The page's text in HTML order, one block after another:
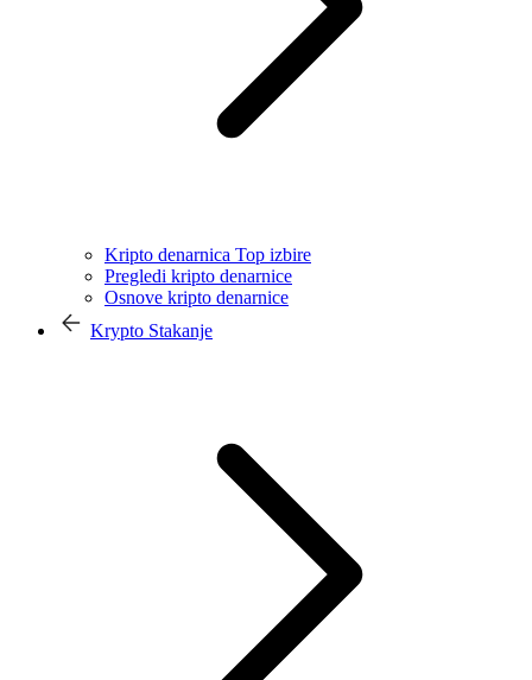
Kripto denarnica Top izbire
Pregledi kripto denarnice
Osnove kripto denarnice
Krypto Stakanje